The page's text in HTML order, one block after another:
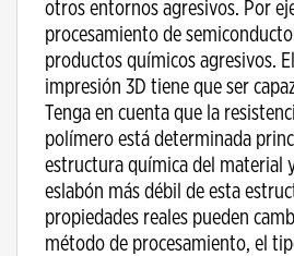
otros entornos agresivos. Por
procesamiento de
productos químicos agresivos.
impresión 3D tiene que ser
Tenga en cuenta que la
polímero está determinada
estructura química del material
eslabón más débil de esta
propiedades reales pueden
método de procesamiento, el